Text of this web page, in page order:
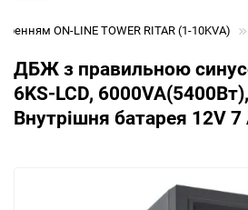
ON-LINE TOWER RITAR (1-10KVA)
ДБЖ з правильною
6KS-LCD,
Внутрішня батарея 12V